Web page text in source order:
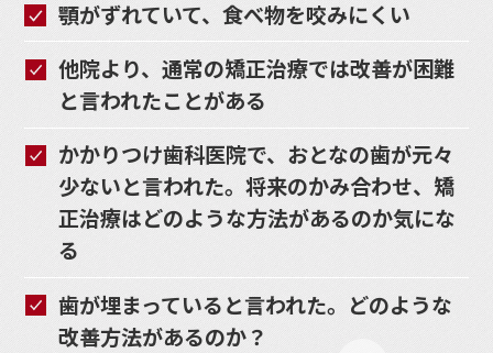
顎がずれていて、食べ物を咬みにくい
他院より、通常の矯正治療では改善が困難
と言われたことがある
かかりつけ歯科医院で、おとなの歯が元々
少ないと言われた。将来のかみ合わせ、矯
正治療はどのような方法があるのか気にな
る
歯が埋まっていると言われた。どのような
改善方法があるのか？